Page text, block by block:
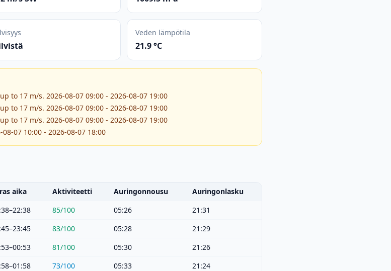
Veden lämpötila
21.9 °C
to 17 m/s. 2026-08-07 09:00 - 2026-08-07 19:00
to 17 m/s. 2026-08-07 09:00 - 2026-08-07 19:00
to 17 m/s. 2026-08-07 09:00 - 2026-08-07 19:00
07 10:00 - 2026-08-07 18:00
aika Aktiviteetti Auringonnousu
Auringonlasku
85/100 05:26
21:31
83/100 05:28
21:29
81/100 05:30
21:26
73/100 05:33
21:24